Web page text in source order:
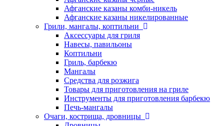
Афганские казаны комби-никель
Афганские казаны никелированные
Грили, мангалы, коптильни
Аксессуары для гриля
Навесы, павильоны
Коптильни
Гриль, барбекю
Мангалы
Средства для розжига
Товары для приготовления на гриле
Инструменты для приготовления барбекю
Печь-мангалы
Очаги, кострища, дровницы